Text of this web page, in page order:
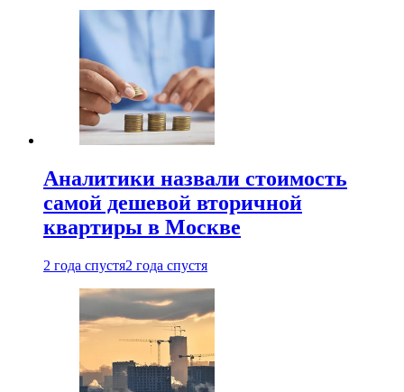
Аналитики назвали стоимость
самой дешевой вторичной
квартиры в Москве
2 года спустя2 года спустя